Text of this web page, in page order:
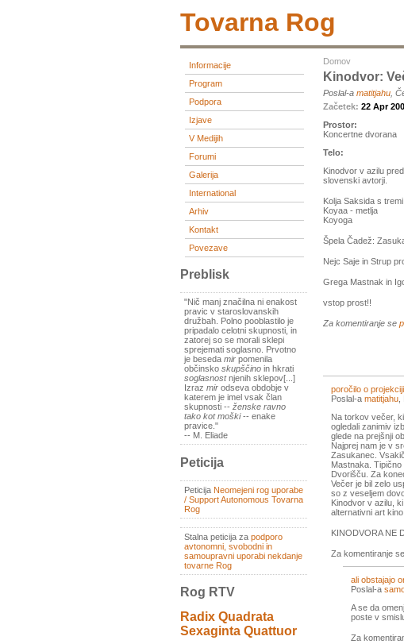
Tovarna Rog
Informacije
Program
Podpora
Izjave
V Medijih
Forumi
Galerija
International
Arhiv
Kontakt
Povezave
Preblisk
"Nič manj značilna ni enakost
pravic v staroslovanskih
družbah. Polno pooblastilo je
pripadalo celotni skupnosti, in
zatorej so se morali sklepi
sprejemati soglasno. Prvotno
je beseda mir pomenila
občinsko skupščino in hkrati
soglasnostnjenih sklepov[...]
Izraz mir odseva obdobje v
katerem je imel vsak član
skupnosti -- ženske ravno
tako kot moški-- enake
pravice."
-- M. Eliade
Peticija
Peticija Neomejeni rog uporabe
/ Support Autonomous Tovarna
Rog
Stalna peticija za podporo
avtonomni, svobodni in
samoupravni uporabi nekdanje
tovarne Rog
Rog RTV
Radix Quadrata
Sexaginta Quattuor
Domov
Kinodvor:
Poslal-a matitjahu ,
Začetek: 22 Apr
Prostor:
Koncertne dvorana
Telo:
Kinodvor v azilu
slovenski avtorji.
Kolja Saksida s
Koyaa - metlja
Koyoga
Špela Čadež:
Nejc Saje in Strup
Grega Mastnak in
vstop prost!!
Za komentiranje se
poročilo o projekciji
Poslal-a matitjahu
Na torkov večer,
ogledali zanimiv
glede na prejšnji
Najprej nam je v
Zasukanec.
Mastnaka.
Dvorišču. Za
Večer je bil zelo
so z veseljem
Kinodvor v azilu,
alternativni art
KINODVORA NE
Za komentiranje se
ali obstajajo
Poslal-a
A se da
poste v
Za